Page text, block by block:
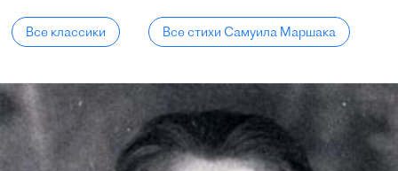
Все классики Все стихи Самуила Маршака